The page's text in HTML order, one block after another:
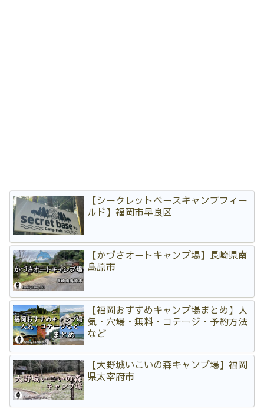
【シークレットベースキャンプフィー
ルド】福岡市早良区
【かづさオートキャンプ場】長崎県南
島原市
【福岡おすすめキャンプ場まとめ】人
気・穴場・無料・コテージ・予約方法
など
【大野城いこいの森キャンプ場】福岡
県太宰府市